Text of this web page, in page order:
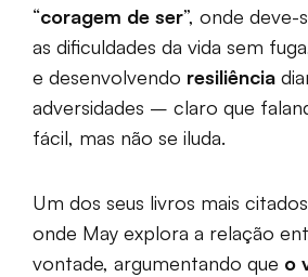
“coragem de ser”, onde deve-
as dificuldades da vida sem
e desenvolvendo resiliência
adversidades – claro que
fácil, mas não se iluda.
Um dos seus livros mais
onde May explora a relação
vontade, argumentando que o